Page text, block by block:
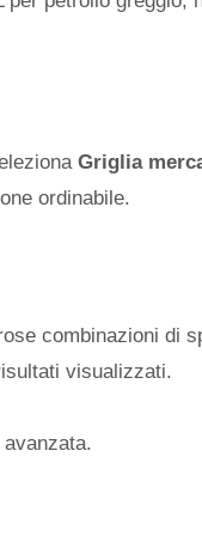
Griglia
ordinabile.
combinazioni di
visualizzati.